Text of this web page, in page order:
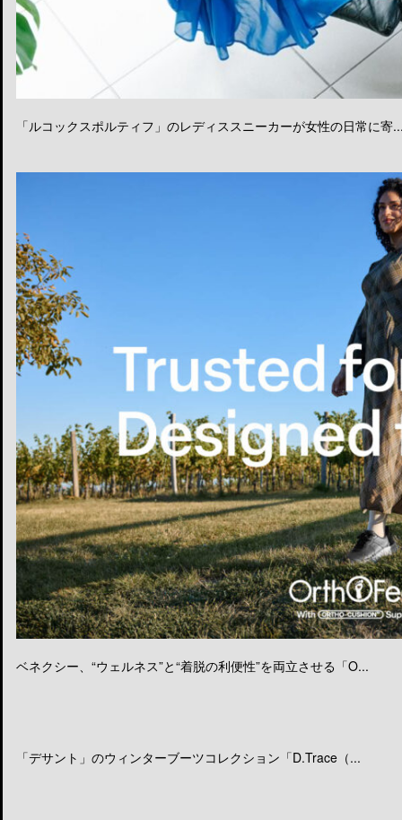
「ルコックスポルティフ」のレディススニーカーが女性の日常に寄
ベネクシー、“ウェルネス”と“着脱の利便性”を両立させる「O...
「デサント」のウィンターブーツコレクション「D.Trace（...